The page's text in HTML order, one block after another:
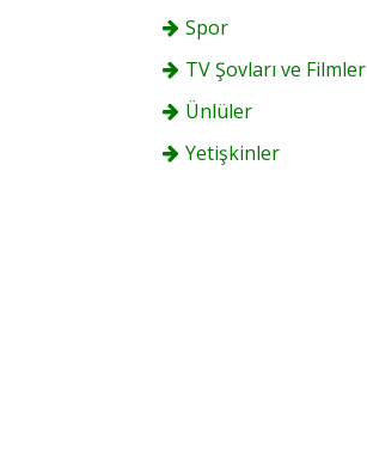
Spor
TV Şovları ve Filmler
Ünlüler
Yetişkinler